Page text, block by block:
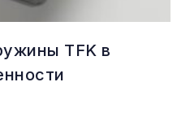
TFK в